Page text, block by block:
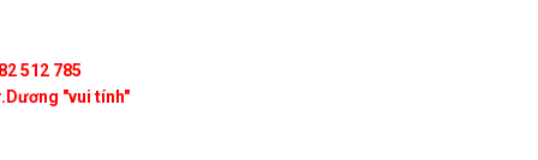
512 785
"vui tính"